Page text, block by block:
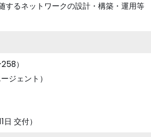
するネットワークの設計・構築・運用等
）
ジェント）
交付）